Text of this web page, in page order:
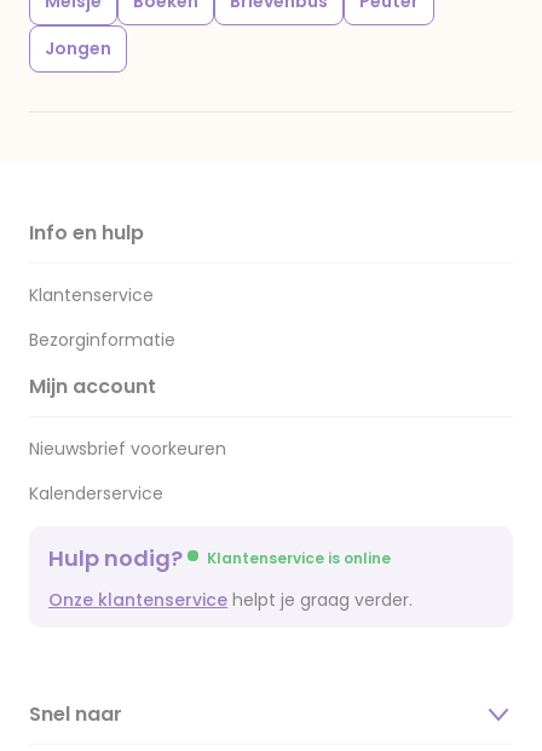
Jongen
Info en hulp
Klantenservice
Bezorginformatie
Mijn account
Nieuwsbrief voorkeuren
Kalenderservice
Hulp nodig? Klantenservice is online
Onze klantenservice helpt je graag verder.
Snel naar